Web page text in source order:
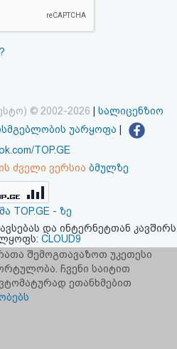
© 2002-2026
სალიცენზიო
უარყოფა
TOP.GE
ძველი ვერსია ბმულზე
TOP.GE - ზე
და ინტერნეტთან კავშირს
CLOUD9
შემოგთავაზოთ უკეთესი
ჩვენი საიტით
ეთანხმებით